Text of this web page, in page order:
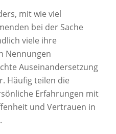
mit wie viel
bei der Sache
viele ihre
Nennungen
Auseinandersetzung
Häufig teilen die
Erfahrungen mit
und Vertrauen in